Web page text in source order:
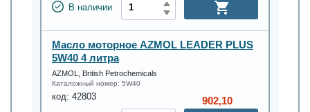
В наличии
Масло моторное AZMOL LEADER PLUS
5W40 4 литра
AZMOL, British Petrochemicals
Каталожный номер: 5W40
код: 42803 902,10